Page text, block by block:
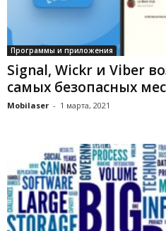
Программы и приложения
Signal, Wickr и Viber
самых безопасных
Mobilaser - 1 марта, 2021